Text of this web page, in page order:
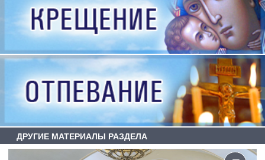
ДРУГИЕ МАТЕРИАЛЫ РАЗДЕЛА